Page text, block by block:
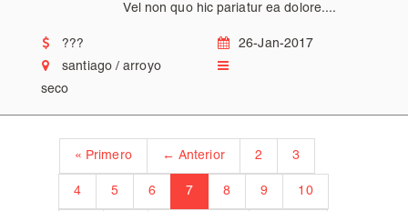
Vel non quo hic pariatur ea dolore....
???
26-Jan-2017
santiago / arroyo
seco
« Primero ← Anterior 2 3
4 5 6 7 8 9 10